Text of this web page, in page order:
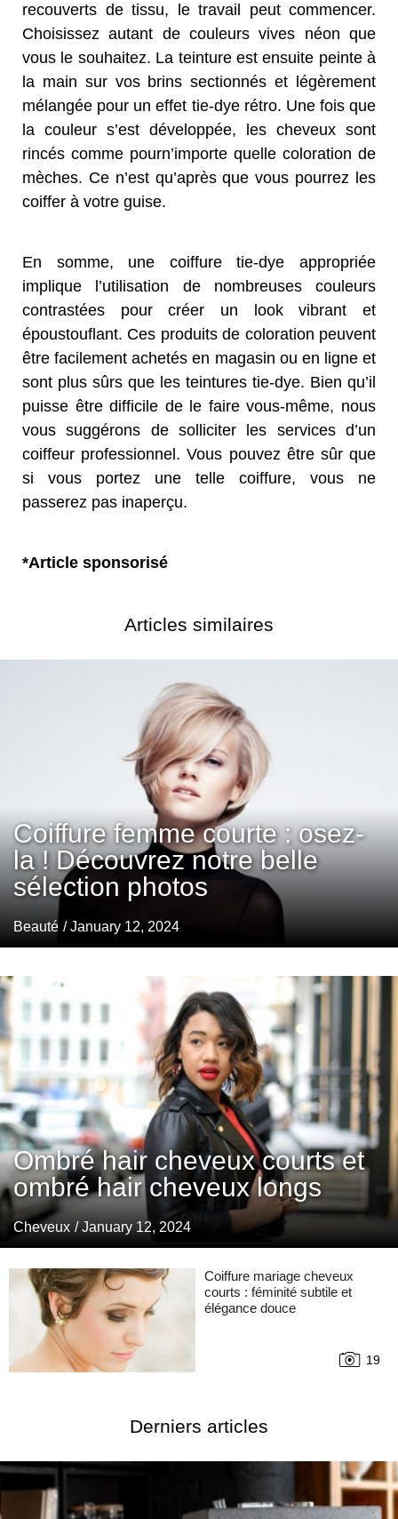
recouverts de tissu, le travail peut commencer.
Choisissez autant de couleurs vives néon que
vous le souhaitez. La teinture est ensuite peinte à
la main sur vos brins sectionnés et légèrement
mélangée pour un effet tie-dye rétro. Une fois que
la couleur s’est développée, les cheveux sont
rincés comme pourn’importe quelle coloration de
mèches. Ce n’est qu’après que vous pourrez les
coiffer à votre guise.
En somme, une coiffure tie-dye appropriée
implique l’utilisation de nombreuses couleurs
contrastées pourcréer un look vibrant et
époustoufl ant. Ces produits de coloration peuvent
être facilement achetés en magasin ou en ligne et
sont plus sûrs que les teintures tie-dye. Bien qu’il
puisse être difficile de le faire vous-même, nous
vous suggérons de solliciter les services d’un
coiffeur professionnel. Vous pouvez être sûr que
si vous portez une telle coiffure, vous ne
passerez pas inaperçu.
*Article sponsorisé
Articles similaires
Coiffure femme courte : osez-
la ! Découvrez notre belle
sélection photos
Beauté / January 12, 2024
Ombré hair cheveux courts et
ombré hair cheveux longs
Cheveux / January 12, 2024
Coiffure mariage cheveux
courts : féminité subtile et
élégance douce
19
Derniers articles